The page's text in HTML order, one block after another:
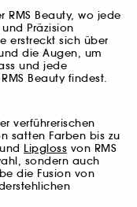
RMS Beauty, wo jede
Präzision
erstreckt sich über
die Augen, um
und jede
Beauty findest.
verführerischen
satten Farben bis zu
und Lipgloss von RMS
sondern auch
die Fusion von